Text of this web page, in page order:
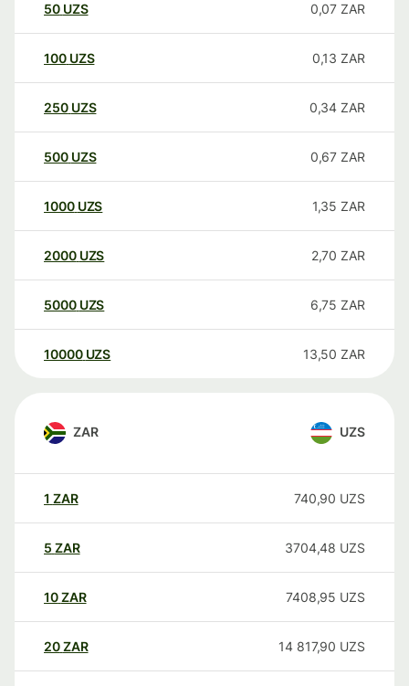
50 UZS 0,07 ZAR
100 UZS 0,13 ZAR
250 UZS 0,34 ZAR
500 UZS 0,67 ZAR
1000 UZS 1,35 ZAR
2000 UZS 2,70 ZAR
5000 UZS 6,75 ZAR
10000 UZS 13,50 ZAR
ZAR UZS
1 ZAR 740,90 UZS
5 ZAR 3704,48 UZS
10ZAR 7408,95 UZS
20ZAR 14 817,90 UZS